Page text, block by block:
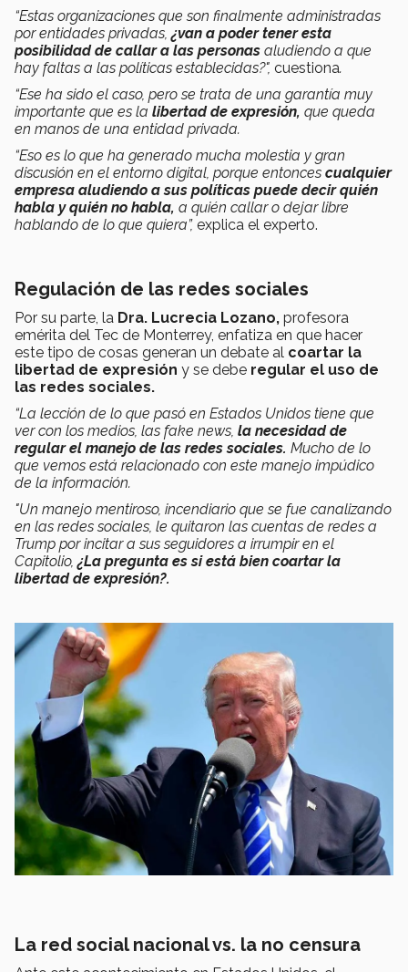
“Estas organizaciones que son finalmente administradas
por entidades privadas, ¿van a poder tener esta
posibilidad de callar a las personas aludiendo a que
hay faltas a las políticas establecidas?", cuestiona.
“Ese ha sido el caso, pero se trata de una garantía muy
importante que es la libertad de expresión, que queda
en manos de una entidad privada.
“Eso es lo que ha generado mucha molestia y gran
discusión en el entorno digital, porque entonces cualquier
empresa aludiendo a sus políticas puede decir quién
habla y quién no habla, a quién callar o dejar libre
hablando de lo que quiera”, explica el experto.
Regulación de las redes sociales
Por su parte, la Dra. Lucrecia Lozano, profesora
emérita del Tec de Monterrey, enfatiza en que hacer
este tipo de cosas generan un debate al coartar la
libertad de expresión y se debe regular el uso de
las redes sociales.
“La lección de lo que pasó en Estados Unidos tiene que
ver con los medios, las fake news, la necesidad de
regular el manejo de las redes sociales. Mucho de lo
que vemos está relacionado con este manejo impúdico
de la información.
"Un manejo mentiroso, incendiario que se fue canalizando
en las redes sociales, le quitaron las cuentas de redes a
Trump por incitar a sus seguidores a irrumpir en el
Capitolio,¿La pregunta es si está bien coartar la
libertad de expresión?.
La red social nacional vs. la no censura